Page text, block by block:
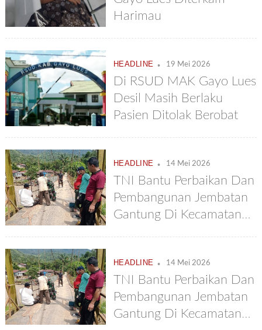
Harimau
HEADLINE . 19 Mei 2026
Di RSUD MAK Gayo Lues
Desil Masih Berlaku
Pasien Ditolak Berobat
HEADLINE . 14 Mei 2026
TNI Bantu Perbaikan Dan
Pembangunan Jembatan
Gantung Di Kecamatan
HEADLINE . 14 Mei 2026
TNI Bantu Perbaikan Dan
Pembangunan Jembatan
Gantung Di Kecamatan